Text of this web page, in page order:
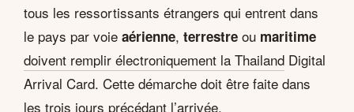
tous les ressortissants étrangers qui entrent dans
le pays par voie aérienne, terrestre ou maritime
doivent remplir électroniquement la Thailand Digital
Arrival Card. Cette démarche doit être faite dans
les trois jours précédant l’arrivée.